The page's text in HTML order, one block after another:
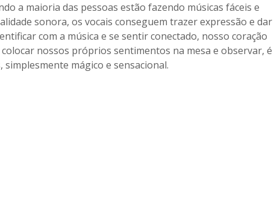
a maioria das pessoas estão fazendo músicas fáceis e
sonora, os vocais conseguem trazer expressão e dar
com a música e se sentir conectado, nosso coração
nossos próprios sentimentos na mesa e observar, é
mágico e sensacional.